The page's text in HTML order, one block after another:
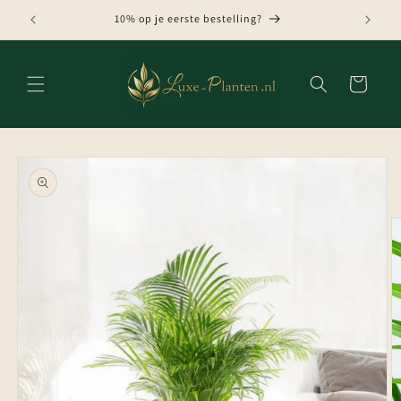
naar de
content
10% op je eerste bestelling?
Winkelwagen
direct naar